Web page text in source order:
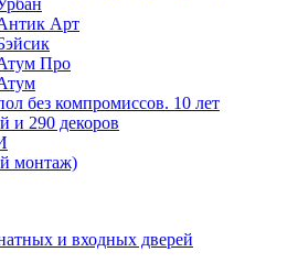
Арт
Про
без компромиссов. 10 лет
и 290 декоров
монтаж)
и входных дверей